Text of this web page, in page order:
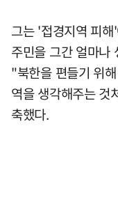
그는 '접경지역 피
주민을 그간 얼마나
"북한을 편들기 위
역을 생각해주는 것
축했다.